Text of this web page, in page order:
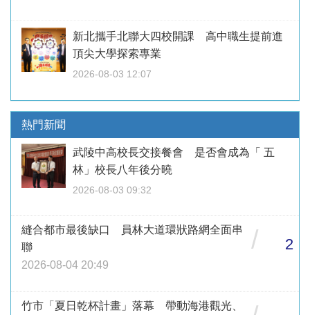
新北攜手北聯大四校開課 高中職生提前進
頂尖大學探索專業
2026-08-03 12:07
熱門新聞
武陵中高校長交接餐會 是否會成為「 五
林」校長八年後分曉
2026-08-03 09:32
縫合都市最後缺口 員林大道環狀路網全面串
聯
2026-08-04 20:49
/ 2
竹市「夏日乾杯計畫」落幕 帶動海港觀光、